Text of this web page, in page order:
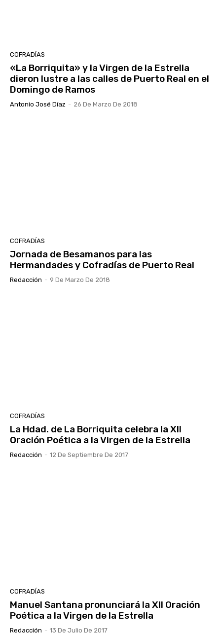
COFRADÍAS
«La Borriquita» y la Virgen de la Estrella
dieron lustre a las calles de Puerto Real en el
Domingo de Ramos
Antonio José Díaz - 26 De Marzo De 2018
COFRADÍAS
Jornada de Besamanos para las
Hermandades y Cofradías de Puerto Real
Redacción - 9 De Marzo De 2018
COFRADÍAS
La Hdad. de La Borriquita celebra la XII
Oración Poética a la Virgen de la Estrella
Redacción - 12 De Septiembre De 2017
COFRADÍAS
Manuel Santana pronunciará la XII Oración
Poética a la Virgen de la Estrella
Redacción - 13 De Julio De 2017